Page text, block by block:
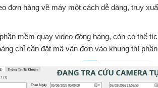
đơn hàng về máy một cách dễ dàng, truy
phần mềm quay video đóng hàng, còn có thể
chỉ cần đặt mã vận đơn vào khung thì